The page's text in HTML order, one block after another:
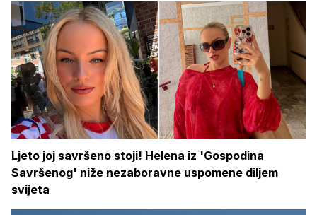
Ljeto joj savršeno stoji! Helena iz 'Gospodina
Savršenog' niže nezaboravne uspomene diljem
svijeta